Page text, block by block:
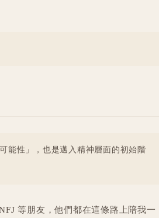
能性」，也是邁入精神層面的初始階
等朋友，他們都在這條路上陪我一